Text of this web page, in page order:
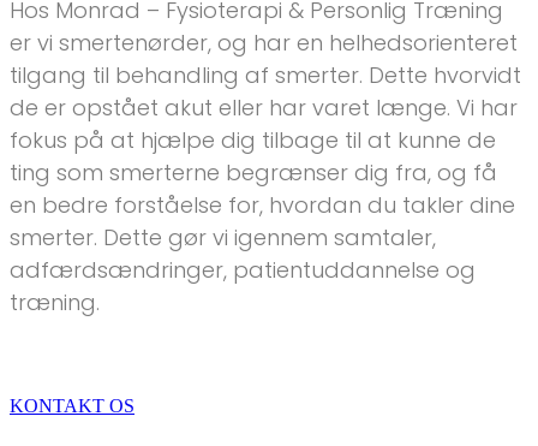
Hos Monrad – Fysioterapi & Personlig Træning
er vi smertenørder, og har en helhedsorienteret
tilgang til behandling af smerter. Dette hvorvidt
de er opstået akut eller har varet længe. Vi har
fokus på at hjælpe dig tilbage til at kunne de
ting som smerterne begrænser dig fra, og få
en bedre forståelse for, hvordan du takler dine
smerter. Dette gør vi igennem samtaler,
adfærdsændringer, patientuddannelse og
træning.
KONTAKT OS